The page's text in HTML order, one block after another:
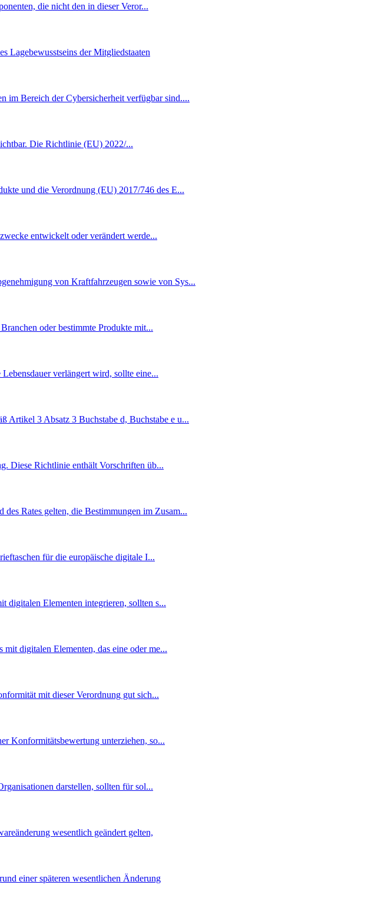
die nicht den in dieser Veror...
Lagebewusstseins der Mitgliedstaaten
im Bereich der Cybersicherheit verfügbar sind....
Die Richtlinie (EU) 2022/...
und die Verordnung (EU) 2017/746 des E...
entwickelt oder verändert werde...
von Kraftfahrzeugen sowie von Sys...
oder bestimmte Produkte mit...
verlängert wird, sollte eine...
Artikel 3 Absatz 3 Buchstabe d, Buchstabe e u...
Diese Richtlinie enthält Vorschriften üb...
Rates gelten, die Bestimmungen im Zusam...
für die europäische digitale I...
digitalen Elementen integrieren, sollten s...
digitalen Elementen, das eine oder me...
mit dieser Verordnung gut sich...
Konformitätsbewertung unterziehen, so...
darstellen, sollten für sol...
wesentlich geändert gelten,
einer späteren wesentlichen Änderung